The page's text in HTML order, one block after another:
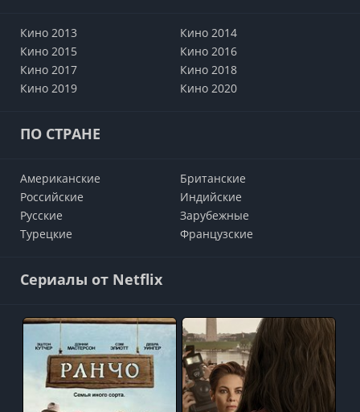
Кино 2013
Кино 2014
Кино 2015
Кино 2016
Кино 2017
Кино 2018
Кино 2019
Кино 2020
ПО СТРАНЕ
Американские
Британские
Российские
Индийские
Русские
Зарубежные
Турецкие
Французские
Сериалы от Netflix